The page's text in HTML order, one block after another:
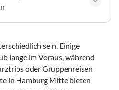
sein. Einige
lange im Voraus, während
oder Gruppenreisen
in Hamburg Mitte bieten